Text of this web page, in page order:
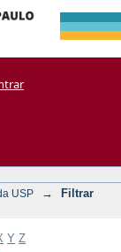
USP →
Filtrar
Y Z